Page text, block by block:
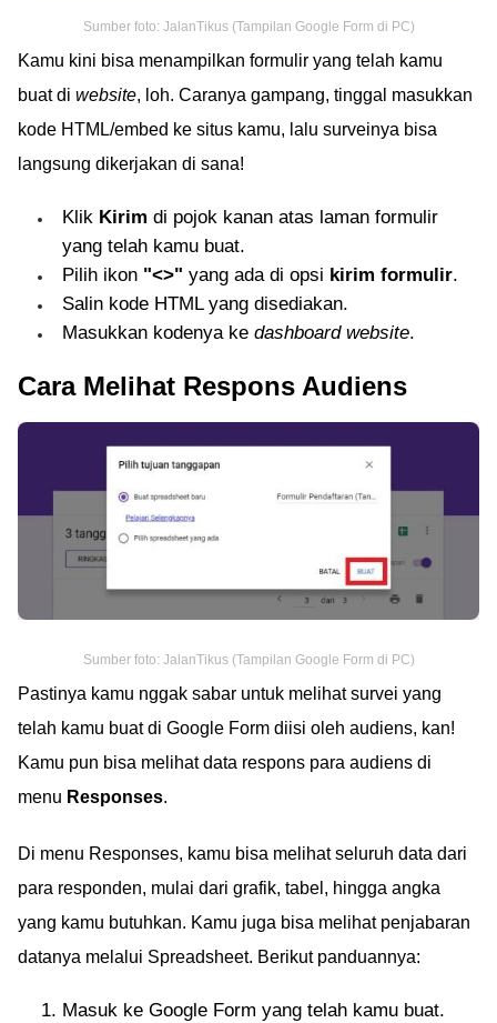
Sumber foto: JalanTikus (Tampilan Google Form di PC)
Kamu kini bisa menampilkan formulir yang telah kamu
buat di website, loh. Caranya gampang, tinggal masukkan
kode HTML/embed ke situs kamu, lalu surveinya bisa
langsung dikerjakan di sana!
Klik Kirim di pojok kanan atas laman formulir
yang telah kamu buat.
Pilih ikon "<>" yang ada di opsi kirim formulir.
Salin kode HTML yang disediakan.
Masukkan kodenya ke dashboard website.
Cara Melihat Respons Audiens
Sumber foto: JalanTikus (Tampilan Google Form di PC)
Pastinya kamu nggak sabar untuk melihat survei yang
telah kamu buat di Google Form diisi oleh audiens, kan!
Kamu pun bisa melihat data respons para audiens di
menu Responses.
Di menu Responses, kamu bisa melihat seluruh data dari
para responden, mulai dari grafik, tabel, hingga angka
yang kamu butuhkan. Kamu juga bisa melihat penjabaran
datanya melalui Spreadsheet. Berikut panduannya:
Masuk ke Google Form yang telah kamu buat.